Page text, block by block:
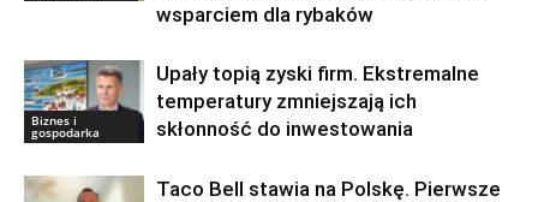
wsparciem dla rybaków
Biznes i
gospodarka
Upały topią zyski firm. Ekstremalne
temperatury zmniejszają ich
skłonność do inwestowania
Taco Bell stawia na Polskę. Pierwsze